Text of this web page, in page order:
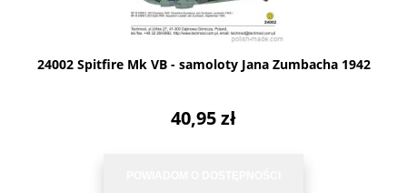
24002 Spitfire Mk VB - samoloty Jana Zumbacha 1942
40,95 zł